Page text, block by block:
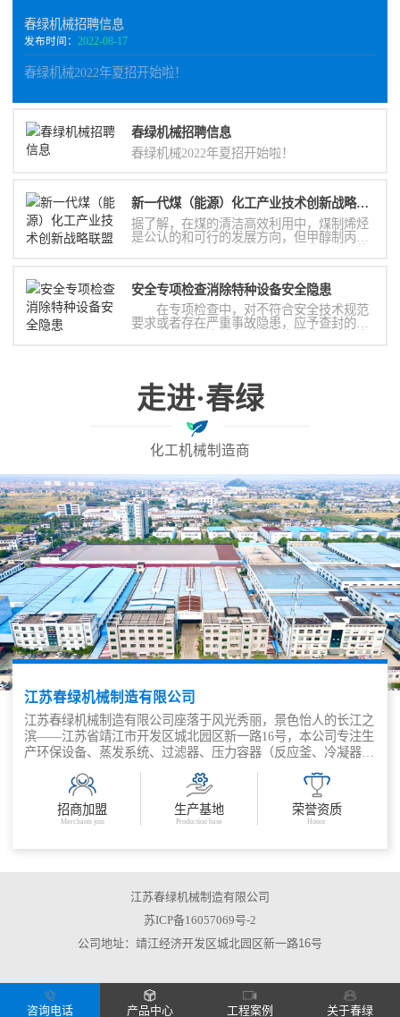
春绿机械招聘信息
发布时间： 2022-08-17
春绿机械2022年夏招开始啦！
春绿机械招聘信息
春绿机械2022年夏招开始啦！
新一代煤（能源）化工产业技术创新战略联盟
据了解，在煤的清洁高效利用中，煤制烯烃
是公认的和可行的发展方向，但甲醇制丙烯
安全专项检查消除特种设备安全隐患
在专项检查中，对不符合安全技术规范
要求或者存在严重事故隐患，应予查封的设
消除特种设备安全隐患，确保特种设备安全
运行，确保人民群众生命财产安全。
走进·春绿
化工机械制造商
江苏春绿机械制造有限公司
江苏春绿机械制造有限公司座落于风光秀丽，景色怡人的长江之
滨——江苏省靖江市开发区城北园区新一路16号，本公司专注生
产环保设备、蒸发系统、过滤器、压力容器（反应釜、冷凝器、
公司是设计、制造、安装、调试为一体的综合性环保节能生产企
业，公司有各类技术人才，其中有包括高级工程师在内的工程
仅仅对各类环保、蒸发、分离等系统产品进行设计，对系统内的
压力容器产品设计严格按照GB150.1-150.4-2011《压力容器》、
TSGR0004-2009《固定式压力容器安全技术监察规程》、
HG/T20569-94《机械搅拌设备》、GB/T 26114-2010《 液体过滤
用过滤器通用技术规范》等标准和技术规范生产，采用计算机进
设备、起重设备、运输设备、清理除锈设备、压力试验设备、理
化试验设备、射线探伤设备、超声探伤设备、着色探伤设备、实
招商加盟
Merchants join
生产基地
Production base
荣誉资质
Honor
江苏春绿机械制造有限公司
苏ICP备16057069号-2
公司地址：靖江经济开发区城北园区新一路16号
咨询电话 产品中心 工程案例 关于春绿